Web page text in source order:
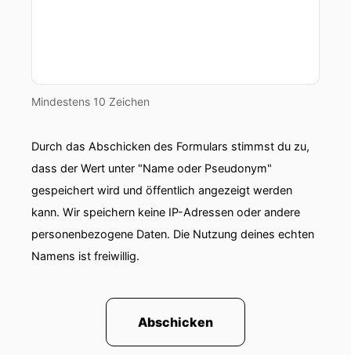
Mindestens 10 Zeichen
Durch das Abschicken des Formulars stimmst du zu,
dass der Wert unter "Name oder Pseudonym"
gespeichert wird und öffentlich angezeigt werden
kann. Wir speichern keine IP-Adressen oder andere
personenbezogene Daten. Die Nutzung deines echten
Namens ist freiwillig.
Abschicken